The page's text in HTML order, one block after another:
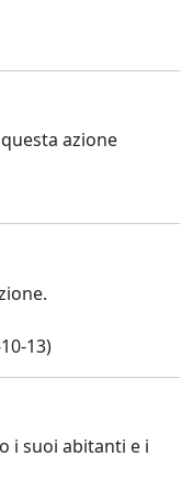
azione
13)
i suoi abitanti e i